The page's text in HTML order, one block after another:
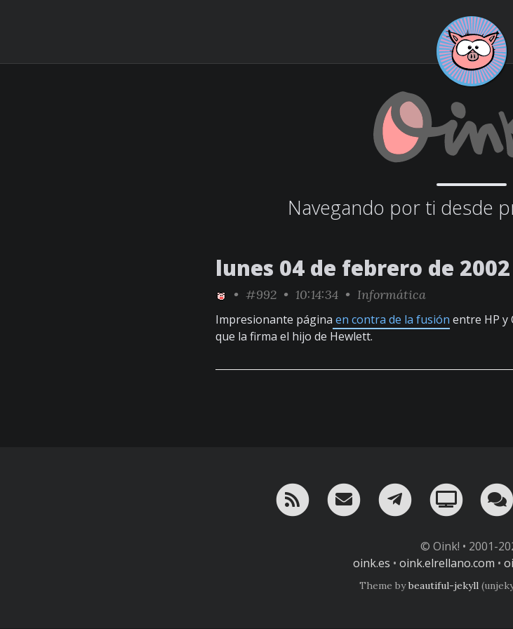
Navegando por ti desde
lunes 04 de febrero de 2002
• #992 • 10:14:34 • Informática
Impresionante página en contra de la fusión entre HP y
que la firma el hijo de Hewlett.
RSS ¡Mándame un email!
¡Nuestro canal
Oink! TV
© Oink! • 2001-
oink.es • oink.elrellano.com •
Theme bybeautiful-jekyll